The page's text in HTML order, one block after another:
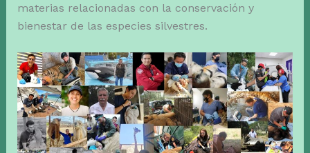
materias relacionadas con la conservación y
bienestar de las especies silvestres.